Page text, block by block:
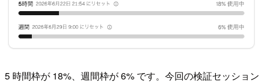
5 時間枠が 18%、週間枠が 6% です。今回の検証セッション